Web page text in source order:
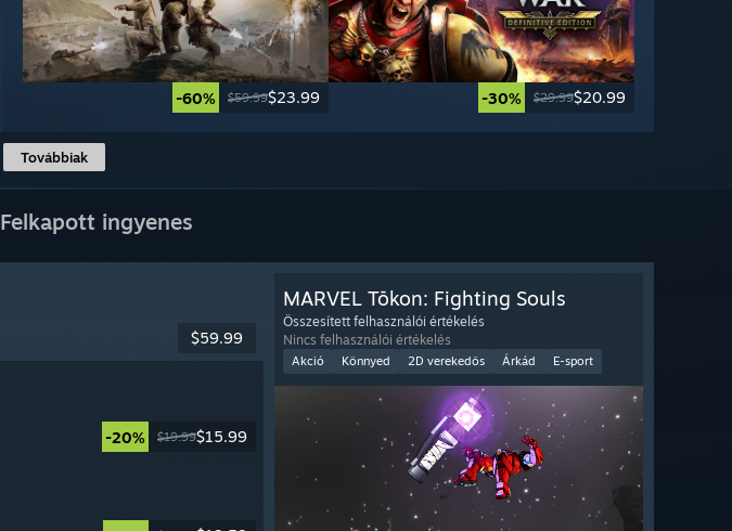
-60% $59.99$23.99 -30% $29.99$20.99
Továbbiak
Felkapott ingyenes
$59.99
-20% $19.99$15.99
MARVEL Tōkon: Fighting Souls
Összesített felhasználói értékelés
Nincs felhasználói értékelés
Akció Könnyed 2D verekedős Árkád E-sport